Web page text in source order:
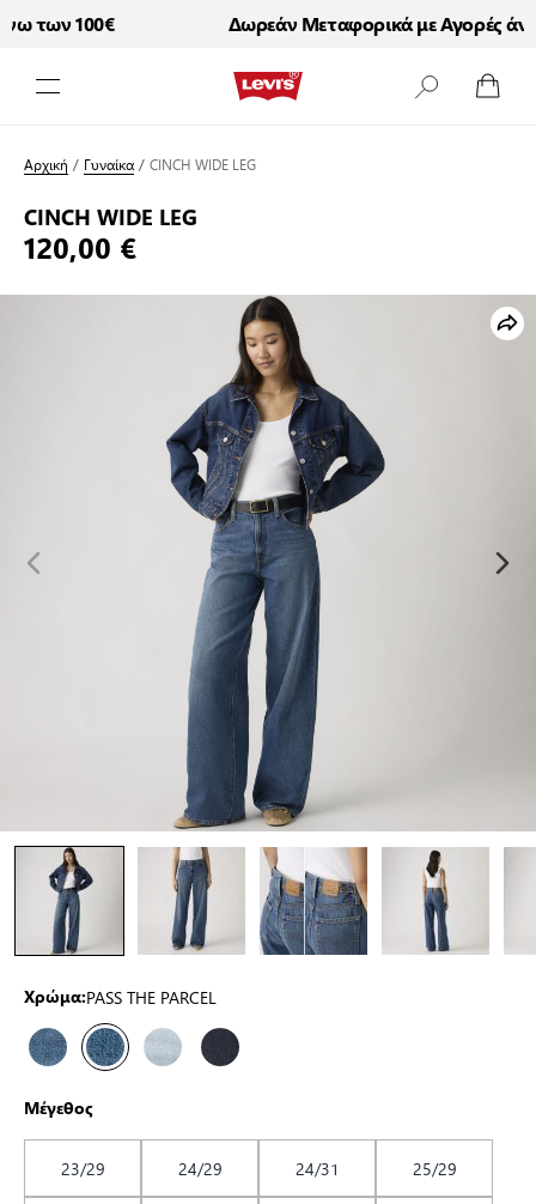
των 100€ Δωρεάν Μεταφορικά με Αγορές άνω
Αρχική / Γυναίκα/CINCH WIDE LEG
CINCH WIDE LEG
120,00 €
Χρώμα:PASS THE PARCEL
Μέγεθος
23/29 24/29 24/31
25/29